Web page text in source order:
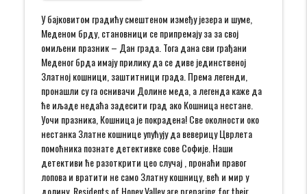
У бајковитом градићу смештеном између језера и шуме,
Меденом брду, становници се припремају за за свој
омиљени празник – Дан града. Тога дана сви грађани
Меденог брда имају прилику да се диве јединственој
Златној кошници, заштитници града. Према легенди,
пронашли су га оснивачи Долине меда, а легенда каже да
ће һиљаде недаћа задесити град ако Кошница нестане.
Уочи празника, Кошница је покрадена! Све околности око
нестанка Златне кошнице упућују да веверицу Цврлета
помоћника познате детективке сове Софије. Наши
детективи ће разоткрити цео случај , пронаћи правог
лопова и вратити не само Златну кошницу, већ и мир у
долину. Residents of Honey Valley are preparing for their